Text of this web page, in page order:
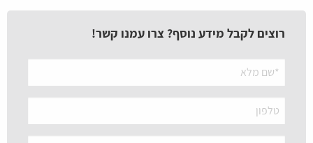
רוצים לקבל מידע נוסף? צרו עמנו קשר!
נכשלה.
נסה